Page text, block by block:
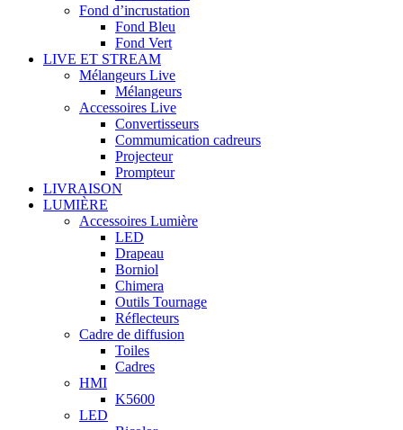
Fond d’incrustation
Fond Bleu
Fond Vert
LIVE ET STREAM
Mélangeurs Live
Mélangeurs
Accessoires Live
Convertisseurs
Commumication cadreurs
Projecteur
Prompteur
LIVRAISON
LUMIÈRE
Accessoires Lumière
LED
Drapeau
Borniol
Chimera
Outils Tournage
Réflecteurs
Cadre de diffusion
Toiles
Cadres
HMI
K5600
LED